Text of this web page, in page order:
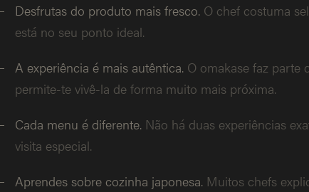
Desfrutas do produto mais fresco. O chef costuma
está no seu ponto ideal.
A experiência é mais autêntica. O omakase faz parte
permite-te vivê-la de forma muito mais próxima.
Cada menu é diferente. Não há duas experiências
visita especial.
Aprendes sobre cozinha japonesa. Muitos chefs